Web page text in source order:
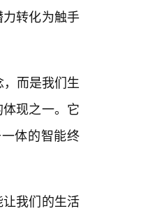
转化为触手
，而是我们生
现之一。它
体的智能终
我们的生活